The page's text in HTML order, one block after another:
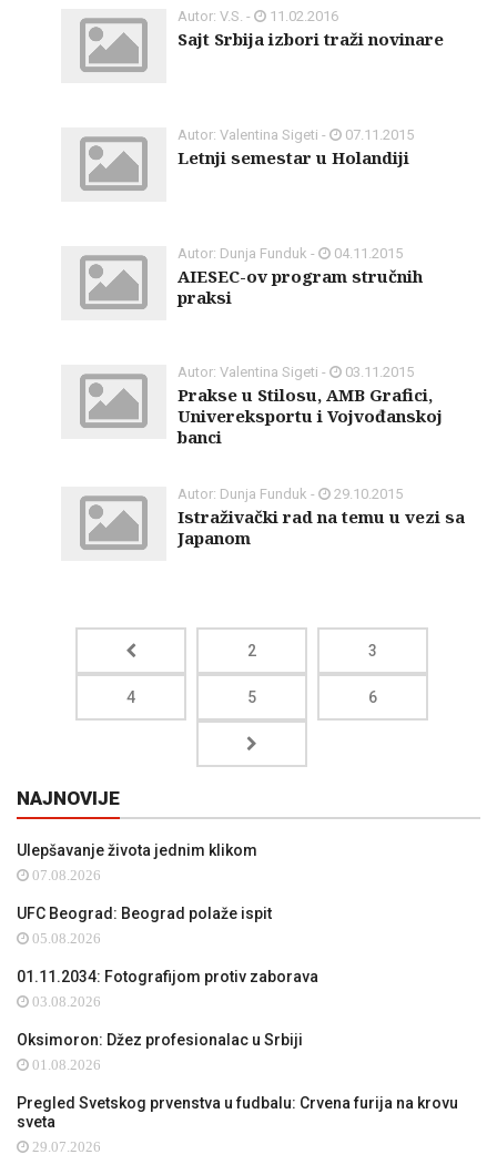
Autor: V.S. - 11.02.2016
Sajt Srbija izbori traži novinare
Autor: Valentina Sigeti - 07.11.2015
Letnji semestar u Holandiji
Autor: Dunja Funduk - 04.11.2015
AIESEC-ov program stručnih
praksi
Autor: Valentina Sigeti - 03.11.2015
Prakse u Stilosu, AMB Grafici,
Univereksportu i Vojvođanskoj
banci
Autor: Dunja Funduk - 29.10.2015
Istraživački rad na temu u vezi sa
Japanom
2 3
4 5 6
NAJNOVIJE
Ulepšavanje života jednim klikom
07.08.2026
UFC Beograd: Beograd polaže ispit
05.08.2026
01.11.2034: Fotografijom protiv zaborava
03.08.2026
Oksimoron: Džez profesionalac u Srbiji
01.08.2026
Pregled Svetskog prvenstva u fudbalu: Crvena furija na krovu
sveta
29.07.2026